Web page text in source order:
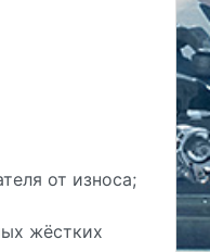
от износа;
жёстких